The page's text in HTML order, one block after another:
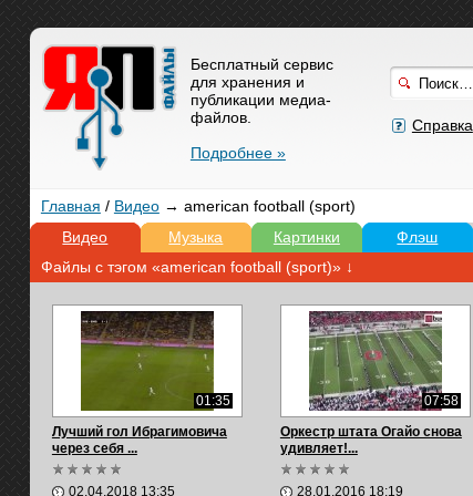
Справка
Бесплатный сервис
для хранения и
публикации медиа-
файлов.
Подробнее »
Главная / Видео→ american football (sport)
Видео
Музыка Картинки Флэш
Файлы с тэгом «american football (sport)» ↓
01:35
Лучший гол Ибрагимовича
через себя ...
02.04.2018 13:35
07:58
Оркестр штата Огайо снова
удивляет!...
28.01.2016 18:19